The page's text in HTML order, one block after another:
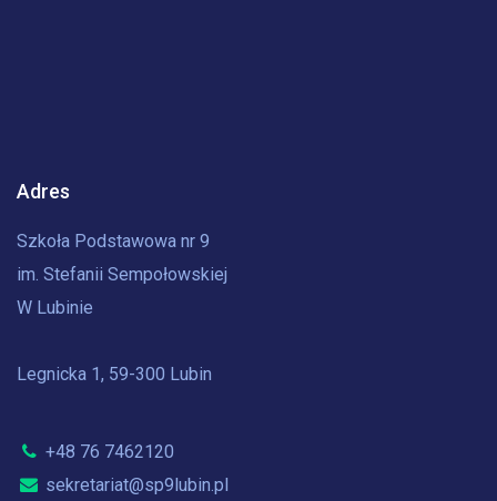
Adres
Szkoła Podstawowa nr 9
im. Stefanii Sempołowskiej
W Lubinie
Legnicka 1, 59-300 Lubin
+48 76 7462120
sekretariat@sp9lubin.pl